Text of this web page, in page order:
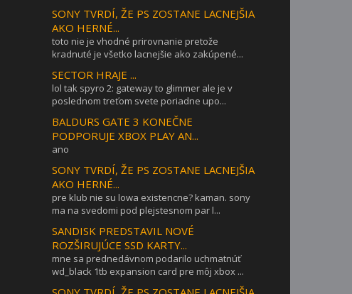
SONY TVRDÍ, ŽE PS ZOSTANE LACNEJŠIA
AKO HERNÉ...
toto nie je vhodné prirovnanie pretože
kradnuté je všetko lacnejšie ako zakúpené...
SECTOR HRAJE ...
lol tak spyro 2: gateway to glimmer ale je v
poslednom treťom svete poriadne upo...
BALDURS GATE 3 KONEČNE
PODPORUJE XBOX PLAY AN...
ano
SONY TVRDÍ, ŽE PS ZOSTANE LACNEJŠIA
AKO HERNÉ...
pre klub nie su lowa existencne? kaman. sony
ma na svedomi pod plejstesnom par l...
SANDISK PREDSTAVIL NOVÉ
ROZŠIRUJÚCE SSD KARTY...
mne sa prednedávnom podarilo uchmatnúť
wd_black 1tb expansion card pre môj xbox ...